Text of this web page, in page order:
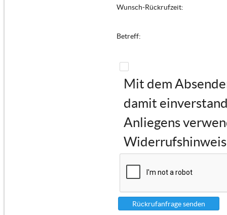
Mit dem
damit
Anliegens
Rückrufanfrage senden
Wunsch-Rückrufzeit:
Betreff: